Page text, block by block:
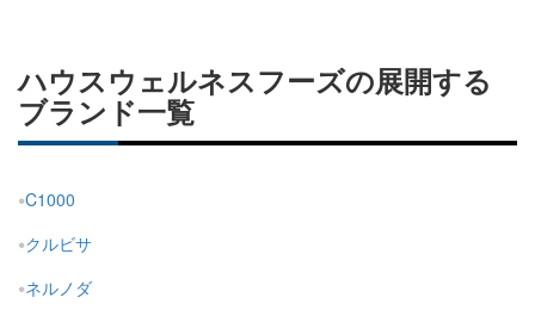
ハウスウェルネスフーズの展開する
ブランド一覧
C1000
クルビサ
ネルノダ